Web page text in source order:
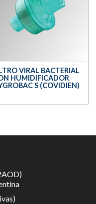
VIRAL BACTERIAL
HUMIDIFICADOR
S (COVIDIEN)